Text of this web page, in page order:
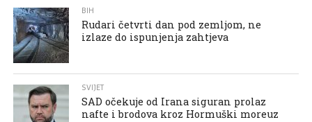
BIH
Rudari četvrti dan pod zemljom, ne
izlaze do ispunjenja zahtjeva
SVIJET
SAD očekuje od Irana siguran prolaz
nafte i brodova kroz Hormuški moreuz